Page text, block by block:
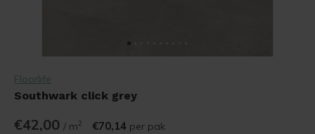
Floorlife
Southwark click grey
€42,00 / m2 €70,14 per pak